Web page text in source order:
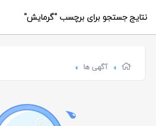
نتایج جستجو برای برچسب "گرمایش"
آگهی ها